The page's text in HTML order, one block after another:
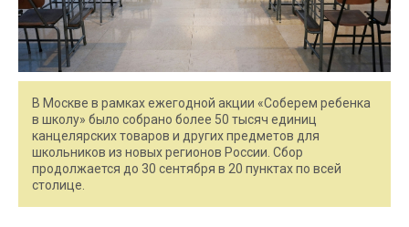
В Москве в рамках ежегодной акции «Соберем ребенка
в школу» было собрано более 50 тысяч единиц
канцелярских товаров и других предметов для
школьников из новых регионов России. Сбор
продолжается до 30 сентября в 20 пунктах по всей
столице.